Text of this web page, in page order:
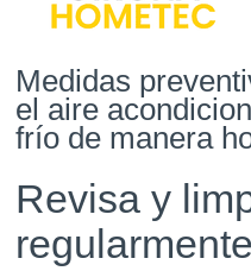
Medidas
el aire
frío de manera
Revisa y
regularmente